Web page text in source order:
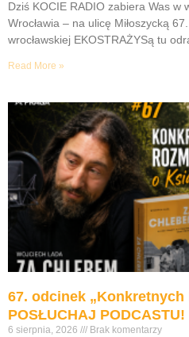
Dziś KOCIE RADIO zabiera Was w
Wrocławia – na ulicę Miłoszycką
wrocławskiej EKOSTRAŻYSą tu
Read More »
67. odcinek „Konkretnych
POSŁUCHAJ PODCASTU!
6 sierpnia, 2026 Brak komentarzy